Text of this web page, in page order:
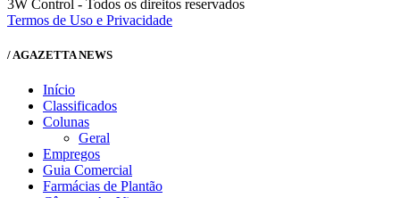
3W Control - Todos os direitos reservados
Termos de Uso e Privacidade
/ AGAZETTA NEWS
Início
Classificados
Colunas
Geral
Empregos
Guia Comercial
Farmácias de Plantão